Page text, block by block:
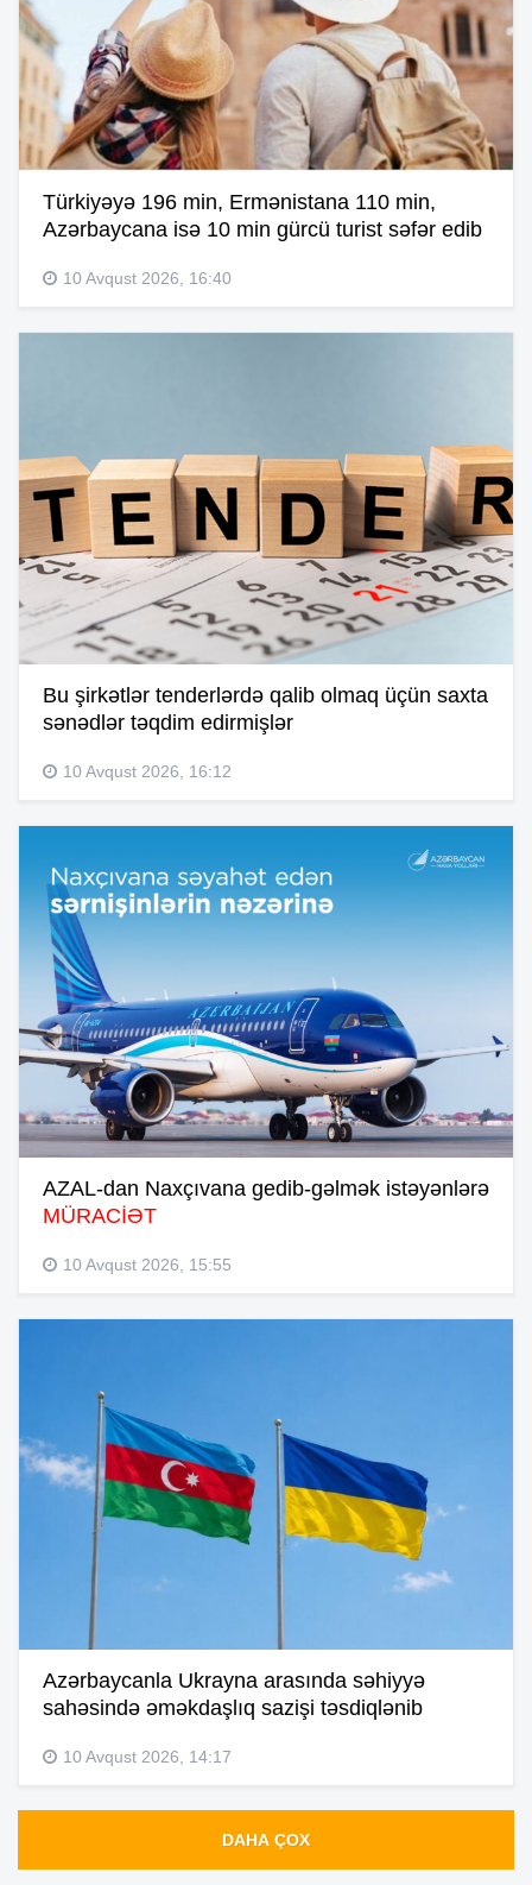
Türkiyəyə 196 min, Ermənistana 110 min,
Azərbaycana isə 10 min gürcü turist səfər edib
10 Avqust 2026, 16:40
Bu şirkətlər tenderlərdə qalib olmaq üçün saxta
sənədlər təqdim edirmişlər
10 Avqust 2026, 16:12
AZAL-dan Naxçıvana gedib-gəlmək istəyənlərə
MÜRACİƏT
10 Avqust 2026, 15:55
Azərbaycanla Ukrayna arasında səhiyyə
sahəsində əməkdaşlıq sazişi təsdiqlənib
10 Avqust 2026, 14:17
DAHA ÇOX